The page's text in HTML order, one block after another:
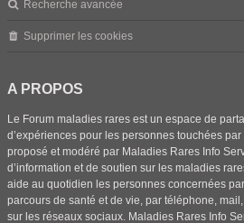
Recherche avancée
Supprimer les cookies
A PROPOS
Le Forum maladies rares est un espace de
d’expériences pour les personnes touchées
proposé et modéré par Maladies Rares Info
d’information et de soutien sur les maladies
aide au quotidien les personnes concernées
parcours de santé et de vie, par téléphone,
sur les réseaux sociaux. Maladies Rares Info